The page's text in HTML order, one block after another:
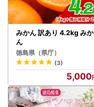
みかん 訳あり 4.2kg みか
ん
徳島県（県庁）
(3)
5,000